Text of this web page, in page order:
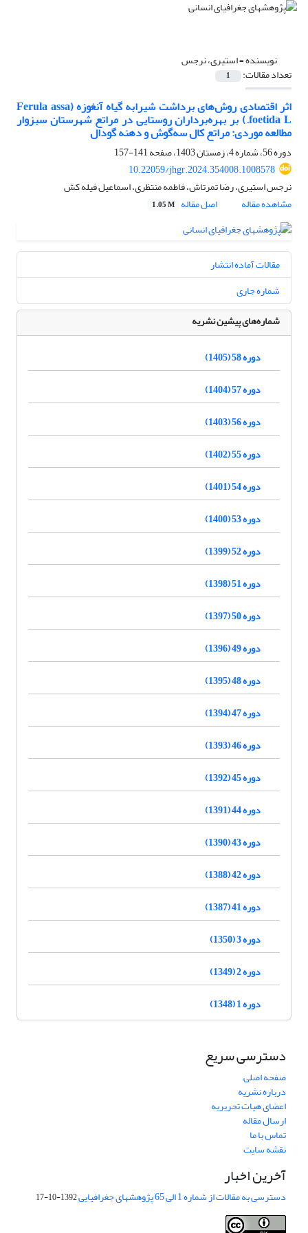
نویسنده =استیری، نرجس
تعداد مقالات: 1
اثر اقتصادی روش‌های برداشت شیرابه گیاه آنغوزه (Ferula assa
foetida L.) بر بهره‌برداران روستایی در مراتع شهرستان سبزوار
مطالعه موردی: مراتع کال سه‌گوش و دهنه گودال
دوره 56، شماره 4، زمستان 1403، صفحه
141-157
10.22059/jhgr.2024.354008.1008578
نرجس استیری، رضا تمرتاش، فاطمه منتظری، اسماعیل فیله کش
مشاهده مقاله
اصل مقاله 1.05 M
مقالات آماده انتشار
شماره جاری
شماره‌های پیشین نشریه
دوره 58 (1405)
دوره 57 (1404)
دوره 56 (1403)
دوره 55 (1402)
دوره 54 (1401)
دوره 53 (1400)
دوره 52 (1399)
دوره 51 (1398)
دوره 50 (1397)
دوره 49 (1396)
دوره 48 (1395)
دوره 47 (1394)
دوره 46 (1393)
دوره 45 (1392)
دوره 44 (1391)
دوره 43 (1390)
دوره 42 (1388)
دوره 41 (1387)
دوره 3 (1350)
دوره 2 (1349)
دوره 1 (1348)
دسترسی سریع
صفحه اصلی
درباره نشریه
اعضای هیات تحریریه
ارسال مقاله
تماس با ما
نقشه سایت
آخرین اخبار
دسترسی به مقالات از شماره 1 الی 65 پژوهشهای جغرافیایی 1392-10-17